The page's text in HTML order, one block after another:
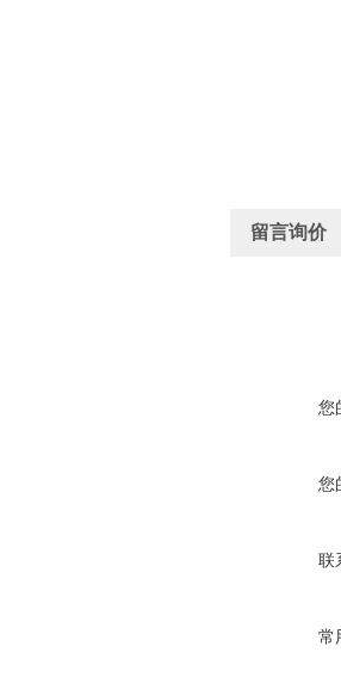
留言询价
您
您
联
常